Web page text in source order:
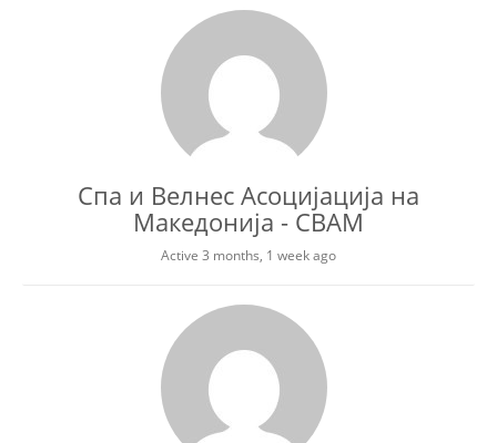
Спа и Велнес Асоцијација на
Македонија - СВАМ
Active 3 months, 1 week ago